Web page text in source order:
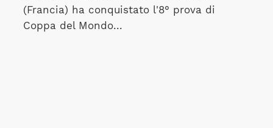
(Francia) ha conquistato l'8° prova di
Coppa del Mondo...